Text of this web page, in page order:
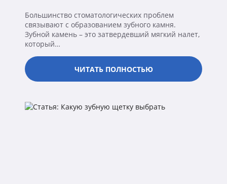
Большинство стоматологических проблем
связывают с образованием зубного камня.
Зубной камень – это затвердевший мягкий налет,
который…
ЧИТАТЬ ПОЛНОСТЬЮ